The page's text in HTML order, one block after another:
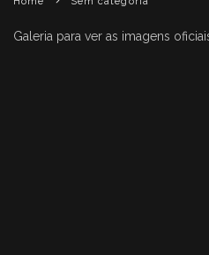
Galeria para ver as imagens